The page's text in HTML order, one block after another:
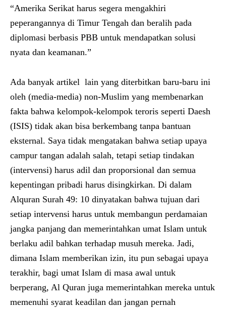
“Amerika Serikat harus segera mengakhiri
peperangannya di Timur Tengah dan beralih pada
diplomasi berbasis PBB untuk mendapatkan solusi
nyata dan keamanan.”
Ada banyak artikel lain yang diterbitkan baru-baru ini
oleh (media-media) non-Muslim yang membenarkan
fakta bahwa kelompok-kelompok teroris seperti Daesh
(ISIS) tidak akan bisa berkembang tanpa bantuan
eksternal. Saya tidak mengatakan bahwa setiap upaya
campur tangan adalah salah, tetapi setiap tindakan
(intervensi) harus adil dan proporsional dan semua
kepentingan pribadi harus disingkirkan. Di dalam
Alquran Surah 49: 10 dinyatakan bahwa tujuan dari
setiap intervensi harus untuk membangun perdamaian
jangka panjang dan memerintahkan umat Islam untuk
berlaku adil bahkan terhadap musuh mereka. Jadi,
dimana Islam memberikan izin, itu pun sebagai upaya
terakhir, bagi umat Islam di masa awal untuk
berperang, Al Quran juga memerintahkan mereka untuk
memenuhi syarat keadilan dan jangan pernah